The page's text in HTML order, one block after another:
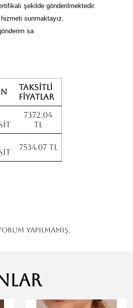
şekilde gönderilmektedir.
sunmaktayız.
sa
Taksitli
fiyatlar
7372.04
TL
7534.07 TL
yapılmamış.